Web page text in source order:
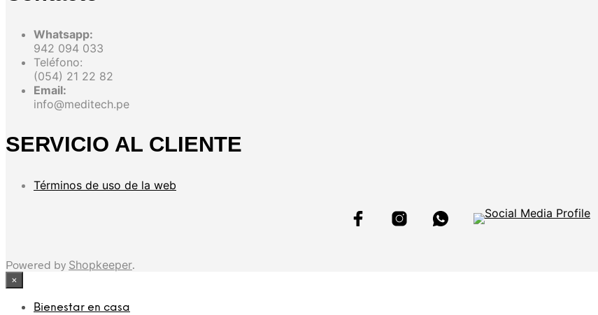
Whatsapp:
942 094 033
Teléfono:
(054) 21 22 82
Email:
info@meditech.pe
SERVICIO AL CLIENTE
Términos de uso de la web
Powered by Shopkeeper.
×
Bienestar en casa